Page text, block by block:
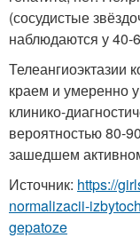
(сосудистые
наблюдаются у
Телеангиоэктазии
краем и умеренно
клинико-
вероятностью 80-
зашедшем
Источник: https://
normalizacii-
gepatoze